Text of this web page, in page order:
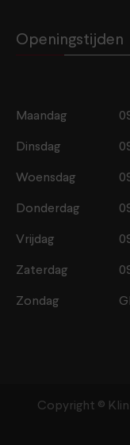
Openingstijden
Maandag
Dinsdag
Woensdag
Donderdag
Vrijdag
Zaterdag
Zondag
Copyright ©️